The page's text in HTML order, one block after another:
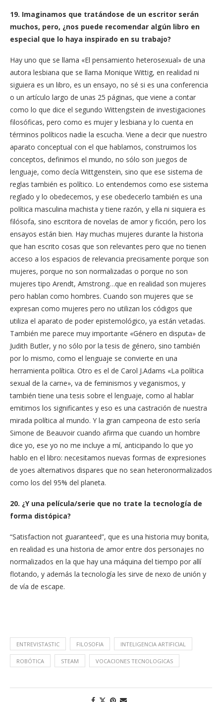
19. Imaginamos que tratándose de un escritor serán
muchos, pero, ¿nos puede recomendar algún libro en
especial que lo haya inspirado en su trabajo?
Hay uno que se llama «El pensamiento heterosexual» de una
autora lesbiana que se llama Monique Wittig, en realidad ni
siguiera es un libro, es un ensayo, no sé si es una conferencia
o un artículo largo de unas 25 páginas, que viene a contar
como lo que dice el segundo Wittengstein de investigaciones
filosóficas, pero como es mujer y lesbiana y lo cuenta en
términos políticos nadie la escucha. Viene a decir que nuestro
aparato conceptual con el que hablamos, construimos los
conceptos, definimos el mundo, no sólo son juegos de
lenguaje, como decía Wittgenstein, sino que ese sistema de
reglas también es político. Lo entendemos como ese sistema
reglado y lo obedecemos, y ese obedecerlo también es una
política masculina machista y tiene razón, y ella ni siquiera es
filósofa, sino escritora de novelas de amor y ficción, pero los
ensayos están bien. Hay muchas mujeres durante la historia
que han escrito cosas que son relevantes pero que no tienen
acceso a los espacios de relevancia precisamente porque son
mujeres, porque no son normalizadas o porque no son
mujeres tipo Arendt, Amstrong…que en realidad son mujeres
pero hablan como hombres. Cuando son mujeres que se
expresan como mujeres pero no utilizan los códigos que
utiliza el aparato de poder epistemológico, ya están vetadas.
También me parece muy importante «Género en disputa» de
Judith Butler, y no sólo por la tesis de género, sino también
por lo mismo, como el lenguaje se convierte en una
herramienta política. Otro es el de Carol J.Adams «La política
sexual de la carne», va de feminismos y veganismos, y
también tiene una tesis sobre el lenguaje, como al hablar
emitimos los significantes y eso es una castración de nuestra
mirada política al mundo. Y la gran campeona de esto sería
Simone de Beauvoir cuando afirma que cuando un hombre
dice yo, ese yo no me incluye a mí, anticipando lo que yo
hablo en el libro: necesitamos nuevas formas de expresiones
de yoes alternativos dispares que no sean heteronormalizados
como los del 95% del planeta.
20. ¿Y una película/serie que no trate la tecnología de
forma distópica?
“Satisfaction not guaranteed”, que es una historia muy bonita,
en realidad es una historia de amor entre dos personajes no
normalizados en la que hay una máquina del tiempo por allí
flotando, y además la tecnología les sirve de nexo de unión y
de vía de escape.
ENTREVISTASTIC FILOSOFIA INTELIGENCIA ARTIFICIAL
ROBÓTICA STEAM VOCACIONES TECNOLOGICAS